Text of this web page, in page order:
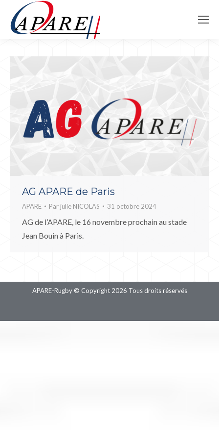
AG APARE de Paris
APARE Par julie NICOLAS 31 octobre 2024
AG de l’APARE, le 16 novembre prochain au stade
Jean Bouin à Paris.
APARE-Rugby © Copyright 2026 Tous droits réservés